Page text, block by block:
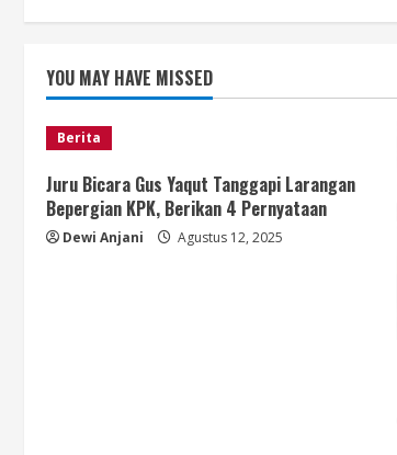
i
n
g
YOU MAY HAVE MISSED
Berita
Juru Bicara Gus Yaqut Tanggapi Larangan
Bepergian KPK, Berikan 4 Pernyataan
Dewi Anjani Agustus 12, 2025